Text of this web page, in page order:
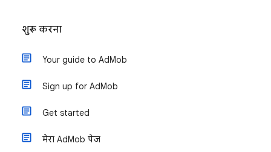
शुरू करना
Your guide to AdMob
Sign up for AdMob
Get started
मेरा AdMob पेज